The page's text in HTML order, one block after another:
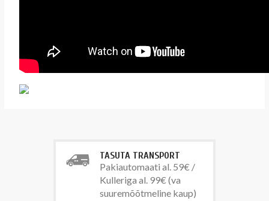
TASUTA TRANSPORT
Pakiautomaati al. 59€ /
Kulleriga al. 99€ (va
suuremõõtmeline kaup)